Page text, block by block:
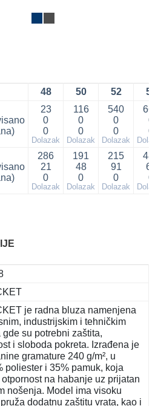
48 50 52
23
0
0
Dolazak
116
0
0
Dolazak
540
0
0
Dolazak
0
0
286
21
0
Dolazak
191
48
0
Dolazak
215
91
0
Dolazak
0
je radna bluza namenjena
industrijskim i tehničkim
su potrebni zaštita,
i sloboda pokreta. Izrađena je
gramature 240 g/m², u
poliester i 35% pamuk, koja
na habanje uz prijatan
nošenja. Model ima visoku
dodatnu zaštitu vrata, kao i